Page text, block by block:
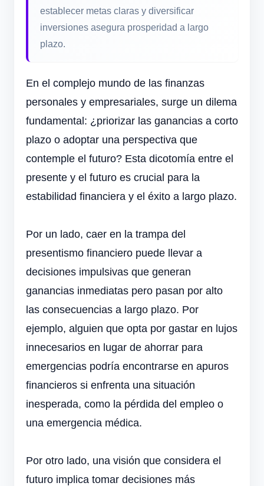
establecer metas claras y diversificar
inversiones asegura prosperidad a largo
plazo.
En el complejo mundo de las finanzas
personales y empresariales, surge un dilema
fundamental: ¿priorizar las ganancias a corto
plazo o adoptar una perspectiva que
contemple el futuro? Esta dicotomía entre el
presente y el futuro es crucial para la
estabilidad financiera y el éxito a largo plazo.
Por un lado, caer en la trampa del
presentismo financiero puede llevar a
decisiones impulsivas que generan
ganancias inmediatas pero pasan por alto
las consecuencias a largo plazo. Por
ejemplo, alguien que opta por gastar en lujos
innecesarios en lugar de ahorrar para
emergencias podría encontrarse en apuros
financieros si enfrenta una situación
inesperada, como la pérdida del empleo o
una emergencia médica.
Por otro lado, una visión que considera el
futuro implica tomar decisiones más